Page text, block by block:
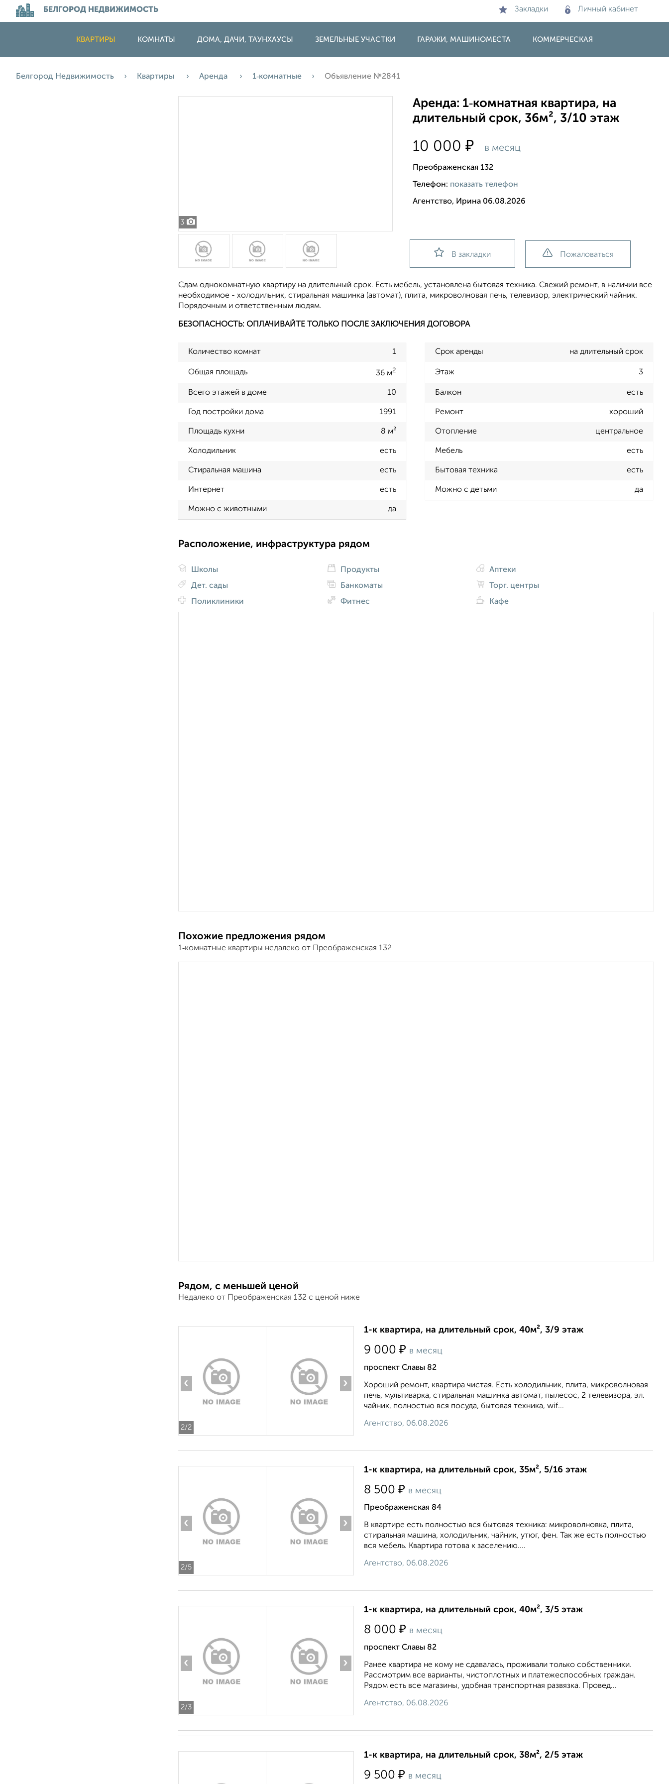
БЕЛГОРОД НЕДВИЖИМОСТЬ Закладки Личный кабинет
КВАРТИРЫ КОМНАТЫ ДОМА, ДАЧИ, ТАУНХАУСЫ ЗЕМЕЛЬНЫЕ УЧАСТКИ ГАРАЖИ, МАШИНОМЕСТА КОММЕРЧЕСКАЯ
Белгород Недвижимость Квартиры Аренда 1‑комнатные Объявление №2841
3
Аренда: 1‑комнатная квартира, на
длительный срок, 36м², 3/10 этаж
10 000₽ в месяц
Преображенская 132
Телефон: показать телефон
Агентство, Ирина 06.08.2026
В закладки Пожаловаться
Сдам однокомнатную квартиру на длительный срок. Есть мебель, установлена бытовая техника. Свежий ремонт, в наличии все
необходимое - холодильник, стиральная машинка (автомат), плита, микроволновая печь, телевизор, электрический чайник.
Порядочным и ответственным людям.
БЕЗОПАСНОСТЬ: ОПЛАЧИВАЙТЕ ТОЛЬКО ПОСЛЕ ЗАКЛЮЧЕНИЯ ДОГОВОРА
Количество комнат 1 Срок аренды на длительный срок
Общая площадь 36 м2 Этаж 3
Всего этажей в доме 10 Балкон есть
Год постройки дома 1991 Ремонт хороший
Площадь кухни 8 м² Отопление центральное
Холодильник есть Мебель есть
Стиральная машина есть Бытовая техника есть
Интернет есть Можно с детьми да
Можно с животными да
Расположение, инфраструктура рядом
Школы
Дет. сады
Поликлиники
Продукты
Банкоматы
Фитнес
Аптеки
Торг. центры
Кафе
Похожие предложения рядом
1‑комнатные квартиры недалеко от Преображенская 132
Рядом, с меньшей ценой
Недалеко от Преображенская 132 с ценой ниже
2/2
‹ ›
1-к квартира, на длительный срок, 40м², 3/9 этаж
9 000 ₽ в месяц
проспект Славы 82
Хороший ремонт, квартира чистая. Есть холодильник, плита, микроволновая
печь, мультиварка, стиральная машинка автомат, пылесос, 2 телевизора, эл.
чайник, полностью вся посуда, бытовая техника, wif...
Агентство, 06.08.2026
2/5
‹ ›
1-к квартира, на длительный срок, 35м², 5/16 этаж
8 500 ₽ в месяц
Преображенская 84
В квартире есть полностью вся бытовая техника: микроволновка, плита,
стиральная машина, холодильник, чайник, утюг, фен. Так же есть полностью
вся мебель. Квартира готова к заселению....
Агентство, 06.08.2026
2/3
‹ ›
1-к квартира, на длительный срок, 40м², 3/5 этаж
8 000 ₽ в месяц
проспект Славы 82
Ранее квартира не кому не сдавалась, проживали только собственники.
Рассмотрим все варианты, чистоплотных и платежеспособных граждан.
Рядом есть все магазины, удобная транспортная развязка. Провед...
Агентство, 06.08.2026
1-к квартира, на длительный срок, 38м², 2/5 этаж
9 500 ₽ в месяц